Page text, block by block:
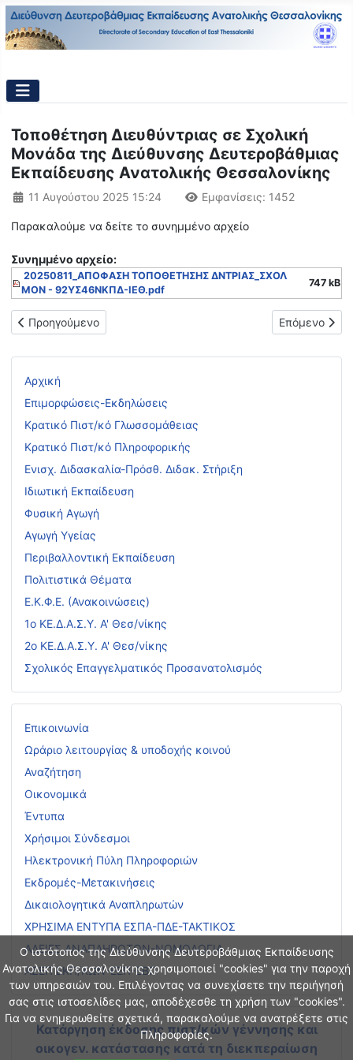
Ο ιστότοπος της Διεύθυνσης Δευτεροβάθμιας Εκπαίδευσης
Ανατολικής Θεσσαλονίκης χρησιμοποιεί "cookies" για την παροχή
των υπηρεσιών του. Επιλέγοντας να συνεχίσετε την περιήγησή
σας στις ιστοσελίδες μας, αποδέχεσθε τη χρήση των "cookies".
Για να ενημερωθείτε σχετικά, παρακαλούμε να ανατρέξετε στις
Πληροφορίες.
Αρχική
Επιμορφώσεις-Εκδηλώσεις
Κρατικό Πιστ/κό Γλωσσομάθειας
Κρατικό Πιστ/κό Πληροφορικής
Ενισχ. Διδασκαλία-Πρόσθ. Διδακ. Στήριξη
Ιδιωτική Εκπαίδευση
Φυσική Αγωγή
Αγωγή Υγείας
Περιβαλλοντική Εκπαίδευση
Πολιτιστικά Θέματα
Ε.Κ.Φ.Ε. (Ανακοινώσεις)
1ο ΚΕ.Δ.Α.Σ.Υ. Α' Θεσ/νίκης
2ο ΚΕ.Δ.Α.Σ.Υ. Α' Θεσ/νίκης
Σχολικός Επαγγελματικός Προσανατολισμός
Επικοινωνία
Ωράριο λειτουργίας & υποδοχής κοινού
Αναζήτηση
Οικονομικά
Έντυπα
Χρήσιμοι Σύνδεσμοι
Ηλεκτρονική Πύλη Πληροφοριών
Εκδρομές-Μετακινήσεις
Δικαιολογητικά Αναπληρωτών
ΧΡΗΣΙΜΑ ΕΝΤΥΠΑ ΕΣΠΑ-ΠΔΕ-ΤΑΚΤΙΚΟΣ
ΑΔΕΙΕΣ ΑΝΑΠΛΗΡΩΤΩΝ-ΝΟΜΟΛΟΓΙΑ
ΑΣΕΠ ΕΚΠ/ΚΩΝ-ΕΕΠ-ΕΒΠ
Κατάργηση έκδοσης πιστ/κών γέννησης και
οικογεν. κατάστασης κατά τη διεκπεραίωση
Τοποθέτηση Διευθύντριας σε Σχολική
Μονάδα της Διεύθυνσης Δευτεροβάθμιας
Εκπαίδευσης Ανατολικής Θεσσαλονίκης
Λεπτομέρειες
11 Αυγούστου 2025 15:24 Εμφανίσεις: 1452
Παρακαλούμε να δείτε το συνημμένο αρχείο
Συνημμένo αρχείο:
20250811_ΑΠΟΦΑΣΗ ΤΟΠΟΘΕΤΗΣΗΣ ΔΝΤΡΙΑΣ_ΣΧΟΛ
ΜΟΝ - 92ΥΣ46ΝΚΠΔ-ΙΕΘ.pdf
747 kB
Προηγούμενο άρθρο: ΠΙΝΑΚΑΣ ΤΟΠΟΘΕΤΗΣΗΣ
Προηγούμενο Επόμενο
Επόμενο